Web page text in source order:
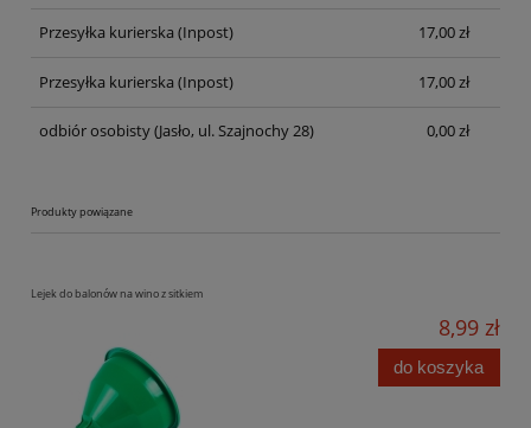
Przesyłka kurierska (Inpost) 17,00 zł
Przesyłka kurierska (Inpost) 17,00 zł
odbiór osobisty(Jasło, ul. Szajnochy 28) 0,00 zł
Produkty powiązane
Lejek do balonów na wino z sitkiem
8,99 zł
do koszyka